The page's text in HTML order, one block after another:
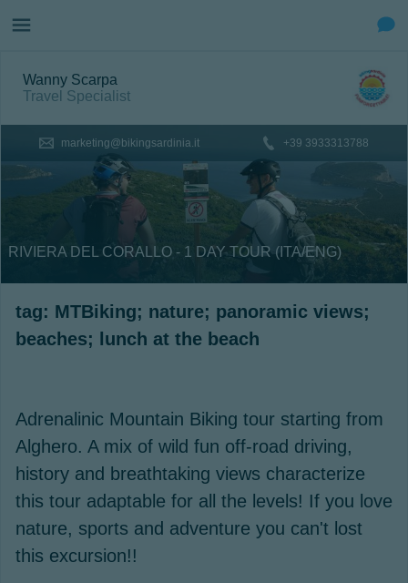
Wanny Scarpa
Travel Specialist
marketing@bikingsardinia.it +39 3933313788
RIVIERA DEL CORALLO - 1 DAY TOUR (ITA/ENG)
tag: MTBiking; nature; panoramic views;
beaches; lunch at the beach
Adrenalinic Mountain Biking tour starting from
Alghero. A mix of wild fun off-road driving,
history and breathtaking views characterize
this tour adaptable for all the levels! If you love
nature, sports and adventure you can't lost
this excursion!!